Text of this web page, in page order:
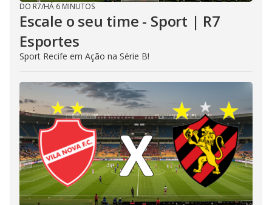
DO R7/HÁ 6 MINUTOS
Escale o seu time - Sport | R7
Esportes
Sport Recife em Ação na Série B!